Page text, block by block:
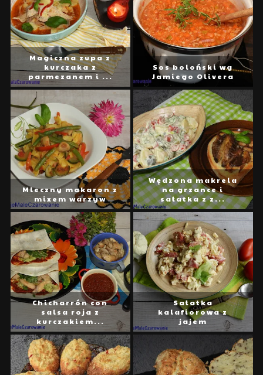
Magiczna zupa z
kurczaka z
parmezanem i ...
Sos boloński wg
Jamiego Olivera
Mleczny makaron z
mixem warzyw
Wędzona makrela
na grzance i
sałatka z z...
Chicharrón con
salsa roja z
kurczakiem...
Sałatka
kalafiorowa z
jajem